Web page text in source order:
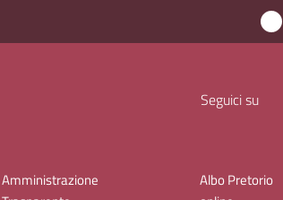
Seguici su
Amministrazione
Albo Pretorio